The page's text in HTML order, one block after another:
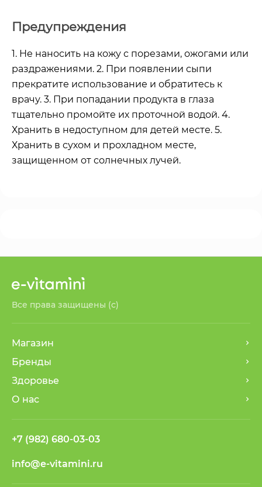
Предупреждения
1. Не наносить на кожу с порезами, ожогами или
раздражениями. 2. При появлении сыпи
прекратите использование и обратитесь к
врачу. 3. При попадании продукта в глаза
тщательно промойте их проточной водой. 4.
Хранить в недоступном для детей месте. 5.
Хранить в сухом и прохладном месте,
защищенном от солнечных лучей.
Все права защищены (с)
Магазин
Бренды
Здоровье
О нас
+7 (982) 680-03-03
info@e-vitamini.ru